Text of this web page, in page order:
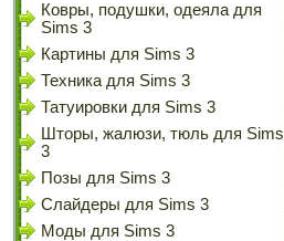
Ковры, подушки, одеяла для
Sims 3
Картины для Sims 3
Техника для Sims 3
Татуировки для Sims 3
Шторы, жалюзи, тюль для Sims
3
Позы для Sims 3
Слайдеры для Sims 3
Моды для Sims 3